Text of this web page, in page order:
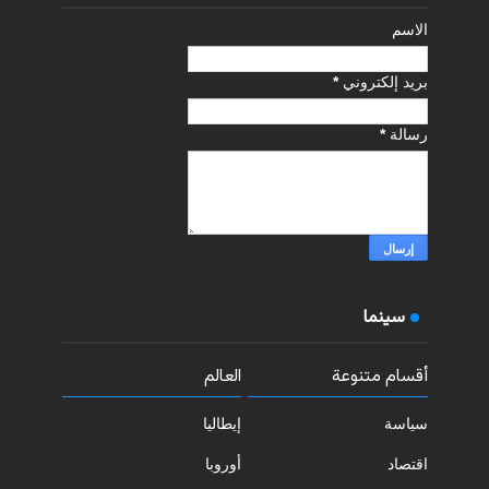
الاسم
بريد إلكتروني*
رسالة*
سينما
أقسام متنوعة
سياسة
اقتصاد
العالم
إيطاليا
أوروبا